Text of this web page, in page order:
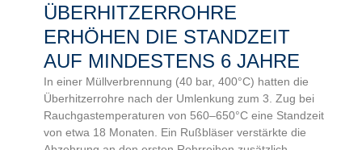
ÜBERHITZERROHRE
­ERHÖHEN DIE STANDZEIT
AUF MINDESTENS 6 JAHRE
In einer Müllverbrennung (40 bar, 400°C) hatten die
Überhitzerrohre nach der Umlenkung zum 3. Zug bei
Rauchgastemperaturen von 560–650°C eine Standzeit
von etwa 18 Monaten. Ein Rußbläser verstärkte die